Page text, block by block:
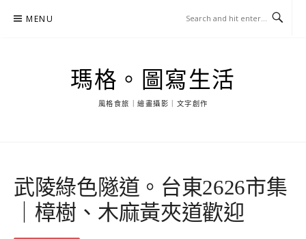
MENU
瑪格。圖寫生活
風格食旅｜繪畫攝影｜文字創作
武陵綠色隧道。台東2626市集
｜樟樹、木麻黃夾道歡迎